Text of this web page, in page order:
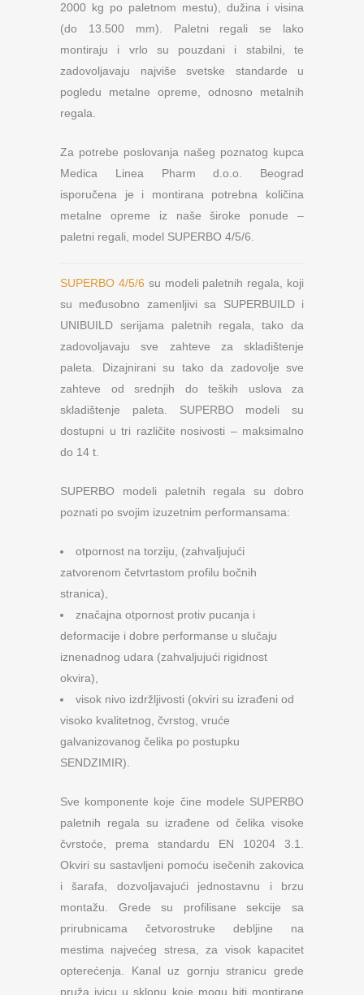
2000 kg po paletnom mestu), dužina i visina
(do 13.500 mm). Paletni regali se lako
montiraju i vrlo su pouzdani i stabilni, te
zadovoljavaju najviše svetske standarde u
pogledu metalne opreme, odnosno metalnih
regala.
Za potrebe poslovanja našeg poznatog kupca
Medica Linea Pharm d.o.o. Beograd
isporučena je i montirana potrebna količina
metalne opreme iz naše široke ponude –
paletni regali, model SUPERBO 4/5/6.
SUPERBO 4/5/6 su modeli paletnih regala, koji
su međusobno zamenljivi sa SUPERBUILD i
UNIBUILD serijama paletnih regala, tako da
zadovoljavaju sve zahteve za skladištenje
paleta. Dizajnirani su tako da zadovolje sve
zahteve od srednjih do teških uslova za
skladištenje paleta. SUPERBO modeli su
dostupni u tri različite nosivosti – maksimalno
do 14 t.
SUPERBO modeli paletnih regala su dobro
poznati po svojim izuzetnim performansama:
otpornost na torziju, (zahvaljujući
zatvorenom četvrtastom profilu bočnih
stranica),
značajna otpornost protiv pucanja i
deformacije i dobre performanse u slučaju
iznenadnog udara (zahvaljujući rigidnost
okvira),
visok nivo izdržljivosti (okviri su izrađeni od
visoko kvalitetnog, čvrstog, vruće
galvanizovanog čelika po postupku
SENDZIMIR).
Sve komponente koje čine modele SUPERBO
paletnih regala su izrađene od čelika visoke
čvrstoće, prema standardu EN 10204 3.1.
Okviri su sastavljeni pomoću isečenih zakovica
i šarafa, dozvoljavajući jednostavnu i brzu
montažu. Grede su profilisane sekcije sa
prirubnicama četvorostruke debljine na
mestima najvećeg stresa, za visok kapacitet
opterećenja. Kanal uz gornju stranicu grede
pruža ivicu u sklopu koje mogu biti montirane